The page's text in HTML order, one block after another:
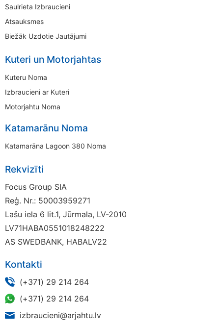
Saulrieta Izbraucieni
Atsauksmes
Biežāk Uzdotie Jautājumi
Kuteri un Motorjahtas
Kuteru Noma
Izbraucieni ar Kuteri
Motorjahtu Noma
Katamarānu Noma
Katamarāna Lagoon 380 Noma
Rekvizīti
Focus Group SIA
Reģ. Nr.: 50003959271
Lašu iela 6 lit.1, Jūrmala, LV-2010
LV71HABA0551018248222
AS SWEDBANK, HABALV22
Kontakti
(+371) 29 214 264
(+371) 29 214 264
izbraucieni@arjahtu.lv